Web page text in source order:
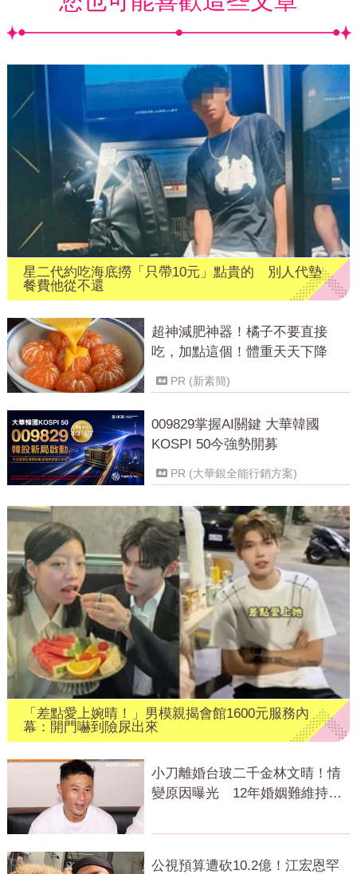
星二代約吃海底撈「只帶10元」點貴的 別人代墊
餐費他從不還
超神減肥神器！橘子不要直接
吃，加點這個！體重天天下降
PR (新素簡)
009829掌握AI關鍵 大華韓國
KOSPI 50今強勢開募
PR (大華銀全能行銷方案)
「差點愛上婉晴！」男模親揭會館1600元服務內
幕：開門嚇到險尿出來
小刀離婚台玻二千金林文晴！情
變原因曝光 12年婚姻難維持已
公視預算遭砍10.2億！江宏恩罕